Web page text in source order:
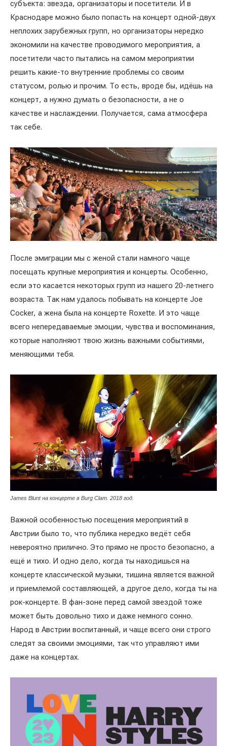
субъекта: звезда, организаторы и посетители. И в
Краснодаре можно было попасть на концерт одной-двух
неплохих зарубежных групп, но организаторы нередко
экономили на качестве проводимого мероприятия, а
посетители часто пытались на самом мероприятии
решить какие-то внутренние проблемы со своим
статусом, ролью и прочим. То есть, вроде бы, идёшь на
концерт, а нужно думать о безопасности, а не о
качестве и наслаждении. Получается, сама атмосфера
так себе.
После эмиграции мы с женой стали намного чаще
посещать крупные мероприятия и концерты. Особенно,
если это касается некоторых групп из нашего 20-летнего
возраста. Так нам удалось побывать на концерте Joe
Cocker, а жена была на концерте Roxette. И это чаще
всего непередаваемые эмоции, чувства и воспоминания,
которые наполняют твою жизнь важными событиями,
меняющими тебя.
James Blunt на концерте в Burg Clam. 2018 год.
Важной особенностью посещения мероприятий в
Австрии было то, что публика нередко ведёт себя
невероятно прилично. Это прямо не просто безопасно, а
ещё и тихо. И одно дело, когда ты находишься на
концерте классической музыки, тишина является важной
и приемлемой составляющей, а другое дело, когда ты на
рок-концерте. В фан-зоне перед самой звездой тоже
может быть довольно тихо и даже немного сонно.
Народ в Австрии воспитанный, и чаще всего они строго
следят за своими эмоциями, так что управляют ими
даже на концертах.